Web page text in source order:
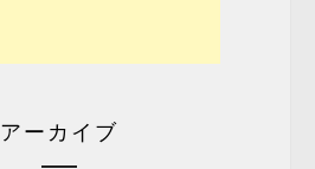
アーカイブ